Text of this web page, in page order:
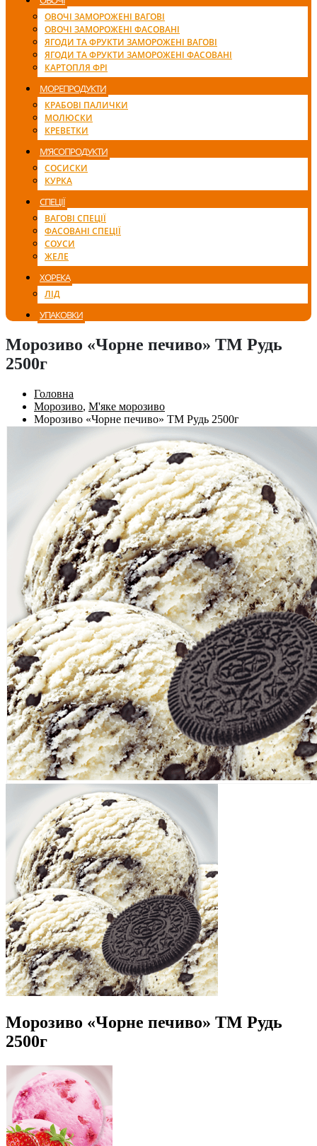
ОВОЧІ ЗАМОРОЖЕНІ ВАГОВІ
ОВОЧІ ЗАМОРОЖЕНІ ФАСОВАНІ
ЯГОДИ ТА ФРУКТИ ЗАМОРОЖЕНІ ВАГОВІ
ЯГОДИ ТА ФРУКТИ ЗАМОРОЖЕНІ ФАСОВАНІ
КАРТОПЛЯ ФРІ
МОРЕПРОДУКТИ
КРАБОВІ ПАЛИЧКИ
МОЛЮСКИ
КРЕВЕТКИ
М’ЯСОПРОДУКТИ
СОСИСКИ
КУРКА
СПЕЦІЇ
ВАГОВІ СПЕЦІЇ
ФАСОВАНІ СПЕЦІЇ
СОУСИ
ЖЕЛЕ
ХОРЕКА
ЛІД
УПАКОВКИ
Морозиво «Чорне печиво» ТМ Рудь
2500г
Головна
Морозиво, М'яке морозиво
Морозиво «Чорне печиво» ТМ Рудь 2500г
Морозиво «Чорне печиво» ТМ Рудь
2500г